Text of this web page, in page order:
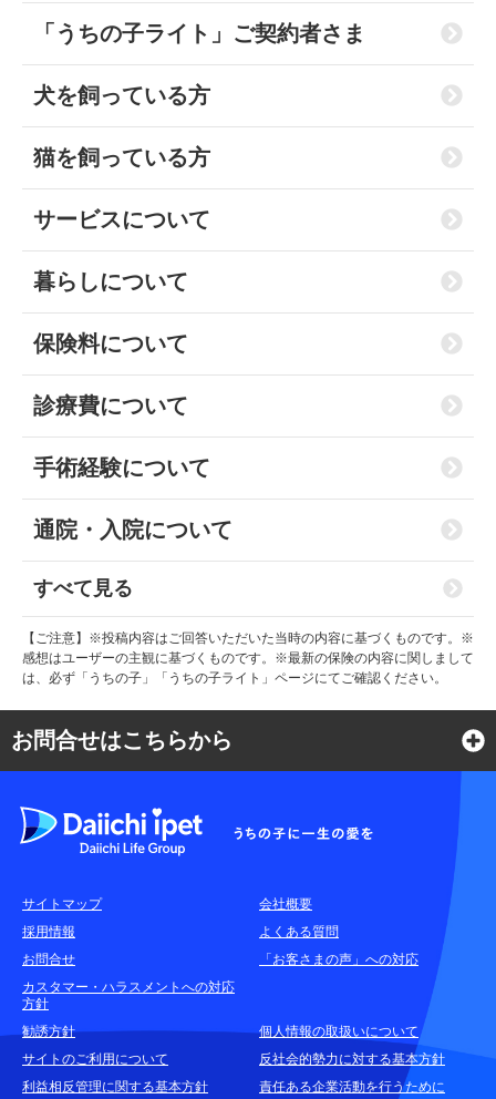
「うちの子ライト」ご契約者さま
犬を飼っている方
猫を飼っている方
サービスについて
暮らしについて
保険料について
診療費について
手術経験について
通院・入院について
すべて見る
【ご注意】※投稿内容はご回答いただいた当時の内容に基づくものです。※
感想はユーザーの主観に基づくものです。※最新の保険の内容に関しまして
は、必ず「うちの子」「うちの子ライト」ページにてご確認ください。
お問合せはこちらから
各種お問合せ窓口
耳や言葉の不自由なお客さまのお問合せ窓口
お申込みをご検討中のお客さま
(商品に関するお問合せ・資料請求)
資料請求はこちら
サイトマップ
会社概要
採用情報
よくある質問
お問合せ
「お客さまの声」への対応
カスタマー・ハラスメントへの対応
方針
勧誘方針
個人情報の取扱いについて
サイトのご利用について
反社会的勢力に対する基本方針
利益相反管理に関する基本方針
責任ある企業活動を行うために